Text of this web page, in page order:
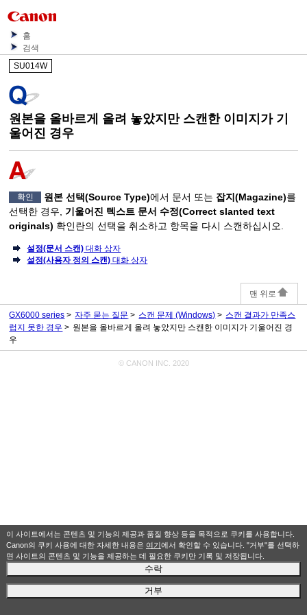
이 사이트에서는 콘텐츠 및 기능의 제공과 품질 향상 등을 목적으로 쿠키를 사용합니다.
Canon의 쿠키 사용에 대한 자세한 내용은 여기에서 확인할 수 있습니다. "거부"를 선택하
면 사이트의 콘텐츠 및 기능을 제공하는 데 필요한 쿠키만 기록 및 저장됩니다.
수락
거부
홈
검색
SU014W
원본을 올바르게 올려 놓았지만 스캔한 이미지가 기
울어진 경우
확인 원본 선택(Source Type)에서 문서 또는 잡지(Magazine)를
선택한 경우, 기울어진 텍스트 문서 수정(Correct slanted text
originals) 확인란의 선택을 취소하고 항목을 다시 스캔하십시오.
설정(문서 스캔) 대화 상자
설정(사용자 정의 스캔) 대화 상자
맨 위로
GX6000 series 자주 묻는 질문 스캔 문제 (Windows)
스캔 결과가 만족스
럽지 못한 경우
원본을 올바르게 올려 놓았지만 스캔한 이미지가 기울어진 경
우
© CANON INC. 2020